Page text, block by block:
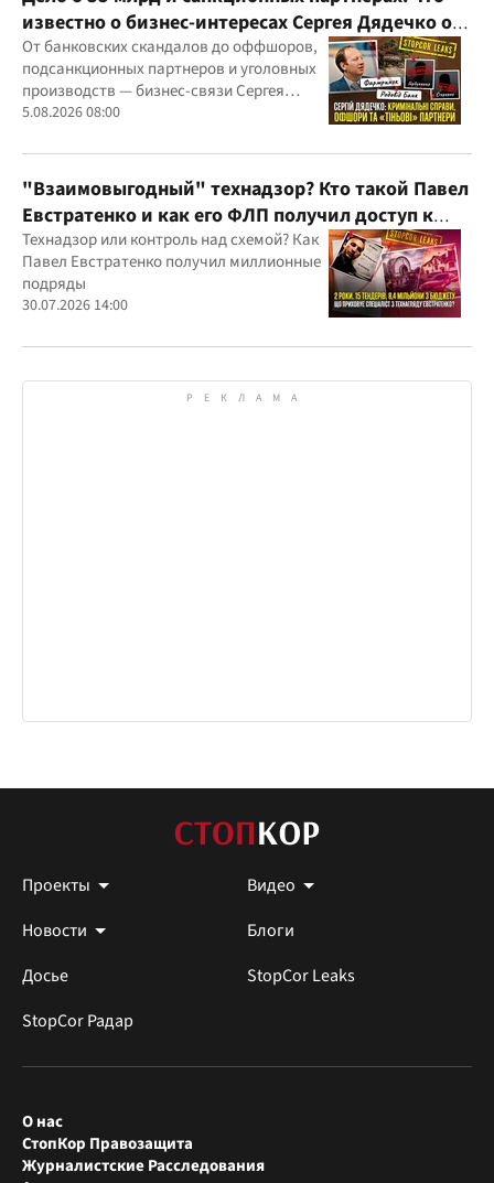
известно о бизнес-интересах Сергея Дядечко от
"Родовид Банка" до "ФАРМАСЕЛ"
От банковских скандалов до оффшоров,
подсанкционных партнеров и уголовных
производств — бизнес-связи Сергея
Дядечко до сих пор простираются через
юрисдикций
5.08.2026 08:00
"Взаимовыгодный" технадзор? Кто такой Павел
Евстратенко и как его ФЛП получил доступ к
бюджетным миллионам?
Технадзор или контроль над схемой? Как
Павел Евстратенко получил миллионные
подряды
30.07.2026 14:00
Проекты
Видео
Новости
Блоги
Досье
StopCor Leaks
StopCor Радар
О нас
СтопКор Правозащита
Журналистские Расследования